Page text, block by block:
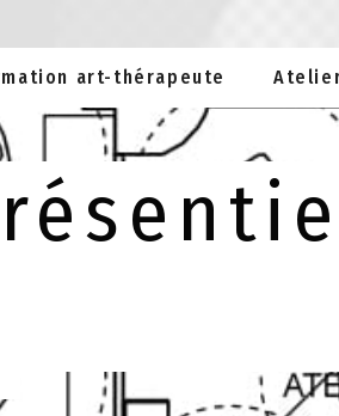
art-thérapeute